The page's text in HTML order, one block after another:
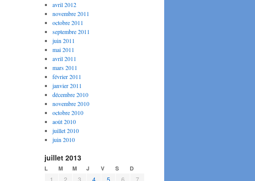
avril 2012
novembre 2011
octobre 2011
septembre 2011
juin 2011
mai 2011
avril 2011
mars 2011
février 2011
janvier 2011
décembre 2010
novembre 2010
octobre 2010
août 2010
juillet 2010
juin 2010
juillet 2013
L M M J V S D
1 2 3 4 5 6 7